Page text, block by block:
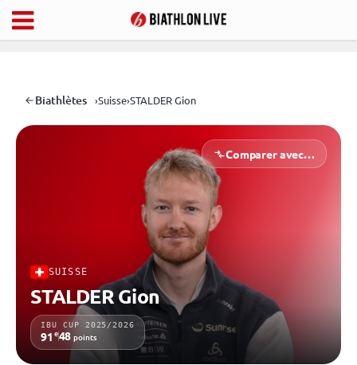
Biathlètes ›Suisse›STALDER Gion
SUISSE
STALDER Gion
IBU CUP 2025/2026
91 e48 points
Comparer avec…